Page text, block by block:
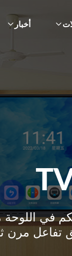
أخبار
في
تفاعل مرن